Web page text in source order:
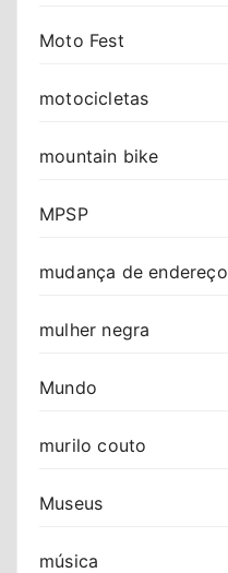
Moto Fest
motocicletas
mountain bike
MPSP
mudança de endereço
mulher negra
Mundo
murilo couto
Museus
música